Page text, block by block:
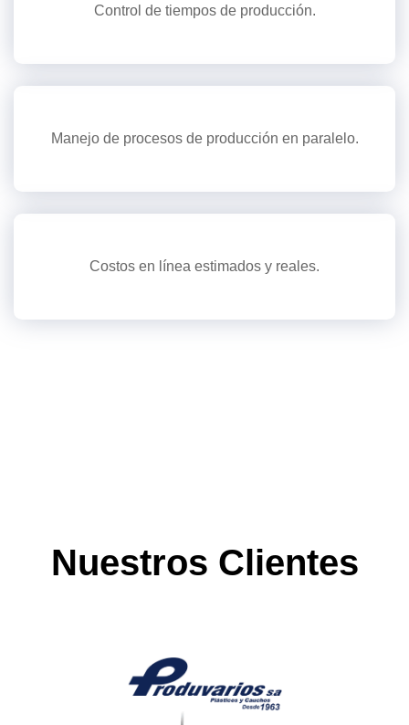
Control de tiempos de producción.
Manejo de procesos de producción en paralelo.
Costos en línea estimados y reales.
Nuestros Clientes